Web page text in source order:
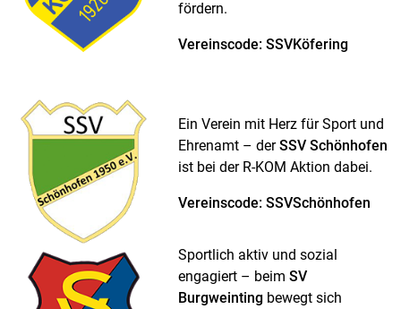
fördern.
Vereinscode: SSVKöfering
Ein Verein mit Herz für Sport und
Ehrenamt – derSSV Schönhofen
ist bei der R-KOM Aktion dabei.
Vereinscode: SSVSchönhofen
Sportlich aktiv und sozial
engagiert – beim SV
Burgweintingbewegt sich